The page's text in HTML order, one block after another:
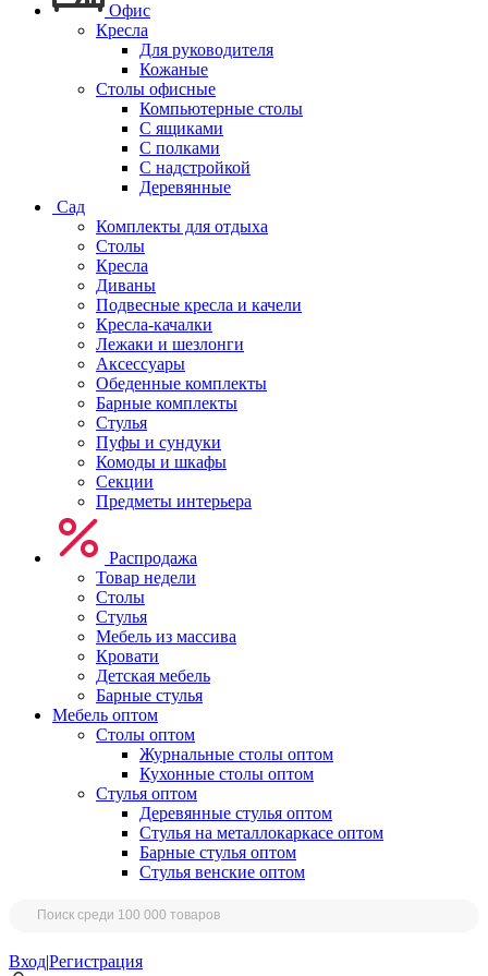
Офис
Кресла
Для руководителя
Кожаные
Столы офисные
Компьютерные столы
С ящиками
С полками
С надстройкой
Деревянные
Сад
Комплекты для отдыха
Столы
Кресла
Диваны
Подвесные кресла и качели
Кресла-качалки
Лежаки и шезлонги
Аксессуары
Обеденные комплекты
Барные комплекты
Стулья
Пуфы и сундуки
Комоды и шкафы
Секции
Предметы интерьера
Распродажа
Товар недели
Столы
Стулья
Мебель из массива
Кровати
Детская мебель
Барные стулья
Мебель оптом
Столы оптом
Журнальные столы оптом
Кухонные столы оптом
Стулья оптом
Деревянные стулья оптом
Стулья на металлокаркасе оптом
Барные стулья оптом
Стулья венские оптом
Вход|Регистрация